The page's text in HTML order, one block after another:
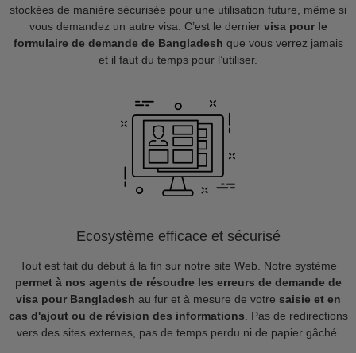
stockées de manière sécurisée pour une utilisation future, même si
vous demandez un autre visa. C’est le dernier visa pour le
formulaire de demande de Bangladesh que vous verrez jamais
et il faut du temps pour l’utiliser.
Ecosystème efficace et sécurisé
Tout est fait du début à la fin sur notre site Web. Notre système
permet à nos agents de résoudre les erreurs de demande de
visa pour Bangladesh au fur et à mesure de votre saisie et en
cas d'ajout ou de révision des informations . Pas de redirections
vers des sites externes, pas de temps perdu ni de papier gâché.